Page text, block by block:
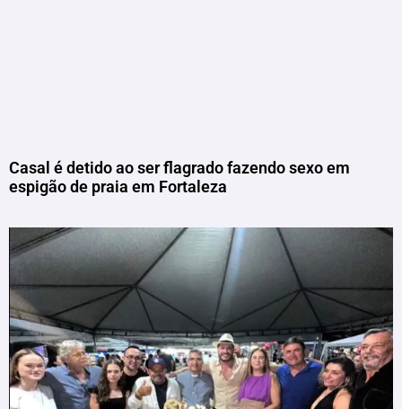
Casal é detido ao ser flagrado fazendo sexo em
espigão de praia em Fortaleza